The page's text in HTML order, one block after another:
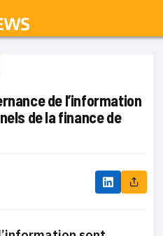
de l’information
de la finance de